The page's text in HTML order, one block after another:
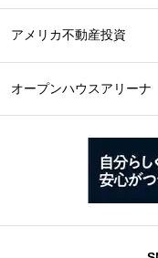
アメリカ不動産投資
オープンハウスアリーナ